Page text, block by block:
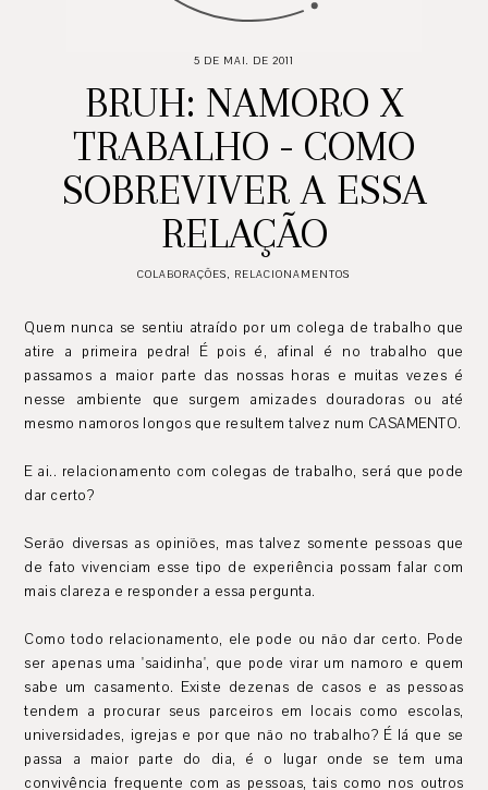
5 DE MAI. DE 2011
BRUH: NAMORO X
TRABALHO - COMO
SOBREVIVER A ESSA
RELAÇÃO
COLABORAÇÕES, RELACIONAMENTOS
Quem nunca se sentiu atraído por um colega de trabalho que
atire a primeira pedra! É pois é, afinal é no trabalho que
passamos a maior parte das nossas horas e muitas vezes é
nesse ambiente que surgem amizades douradoras ou até
mesmo namoros longos que resultem talvez num CASAMENTO.
E ai.. relacionamento com colegas de trabalho, será que pode
dar certo?
Serão diversas as opiniões, mas talvez somente pessoas que
de fato vivenciam esse tipo de experiência possam falar com
mais clareza e responder a essa pergunta.
Como todo relacionamento, ele pode ou não dar certo. Pode
ser apenas uma 'saidinha', que pode virar um namoro e quem
sabe um casamento. Existe dezenas de casos e as pessoas
tendem a procurar seus parceiros em locais como escolas,
universidades, igrejas e por que não no trabalho? É lá que se
passa a maior parte do dia, é o lugar onde se tem uma
convivência frequente com as pessoas, tais como nos outros